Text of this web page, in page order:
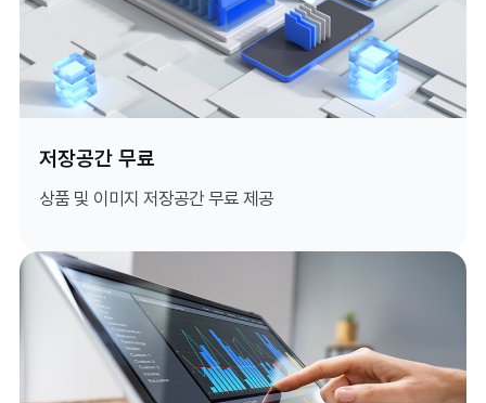
저장공간 무료
상품 및 이미지 저장공간 무료 제공